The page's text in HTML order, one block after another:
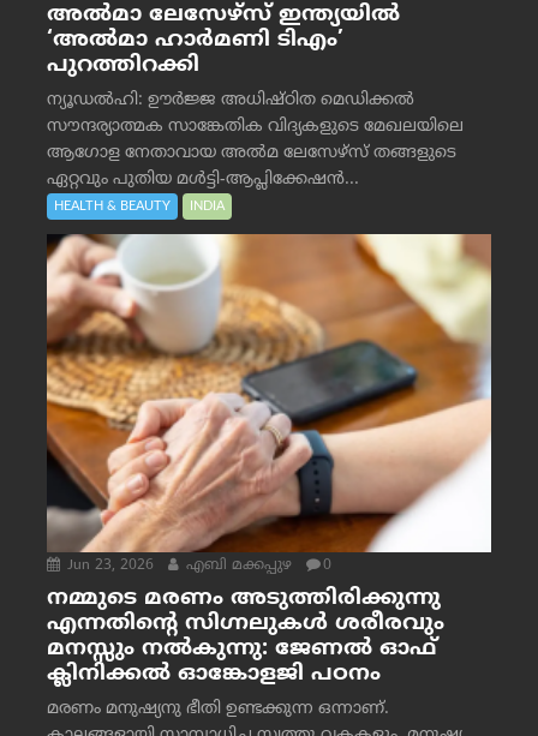
അൽമാ ലേസേഴ്സ് ഇന്ത്യയിൽ
‘അൽമാ ഹാർമണി ടിഎം’
പുറത്തിറക്കി
ന്യൂഡൽഹി: ഊർജ്ജ അധിഷ്ഠിത മെഡിക്കൽ
സൗന്ദര്യാത്മക സാങ്കേതിക വിദ്യകളുടെ മേഖലയിലെ
ആഗോള നേതാവായ അൽമ ലേസേഴ്സ് തങ്ങളുടെ
ഏറ്റവും പുതിയ മൾട്ടി-ആപ്ലിക്കേഷൻ...
HEALTH & BEAUTY INDIA
Jun 23, 2026 എബി മക്കപ്പുഴ 0
നമ്മുടെ മരണം അടുത്തിരിക്കുന്നു
എന്നതിന്റെ സിഗ്നലുകൾ ശരീരവും
മനസ്സും നല്‍കുന്നു: ജേണല്‍ ഓഫ്
ക്ലിനിക്കല്‍ ഓങ്കോളജി പഠനം
മരണം മനുഷ്യനു ഭീതി ഉണ്ടക്കുന്ന ഒന്നാണ്.